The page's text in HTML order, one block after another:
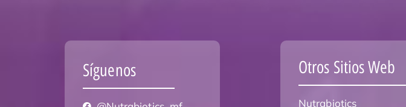
Síguenos Otros Sitios Web
Nutrabiotics